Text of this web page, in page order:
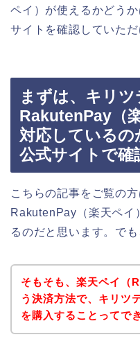
ペイ）が使えるかどう
サイトを確認していただ
まずは、キリ
RakutenPay（
対応している
公式サイトで確
こちらの記事をご覧の
RakutenPay（楽天ペイ
るのだと思います。でも
そもそも、楽天ペイ（
う決済方法で、キリツ
を購入することってで